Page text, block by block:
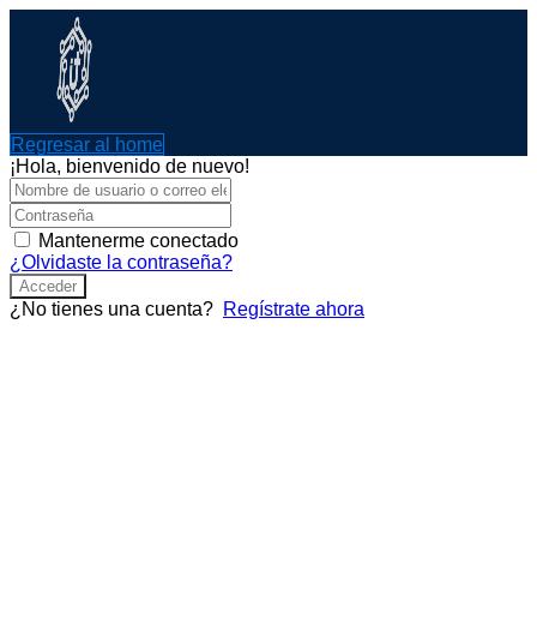
contenido
Regresar al home
¡Hola, bienvenido de nuevo!
Mantenerme conectado
¿Olvidaste la contraseña?
Acceder
¿No tienes una cuenta? Regístrate ahora